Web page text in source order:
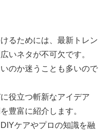
るためには、最新トレン
いネタが不可欠です。
のか迷うことも多いので
役立つ斬新なアイデア
豊富に紹介します。
ケアやプロの知識を融